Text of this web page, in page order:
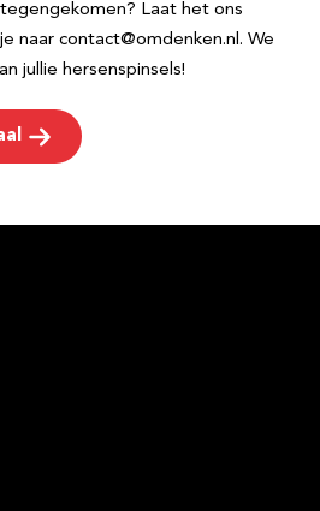
Laat het ons
naar contact@omdenken.nl. We
jullie hersenspinsels!